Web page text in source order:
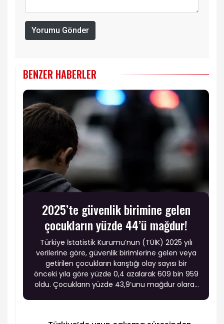
Yorumu Gönder
BENZER HABERLER
2025’te güvenlik birimine gelen
çocukların yüzde 44’ü mağdur!
Türkiye İstatistik Kurumu’nun (TÜİK) 2025 yılı
verilerine göre, güvenlik birimlerine gelen veya
getirilen çocukların karıştığı olay sayısı bir
önceki yıla göre yüzde 0,4 azalarak 609 bin 959
oldu. Çocukların yüzde 43,9’unu mağdur olarak